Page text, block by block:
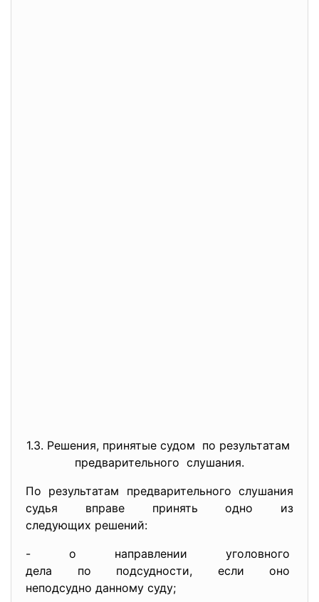
1.3. Решения, принятые судом по результатам
предварительного слушания.
По результатам предварительного слушания
судья вправе принять одно из
следующих решений:
- о направлении уголовного
дела по подсудности, если оно
неподсудно данному суду;